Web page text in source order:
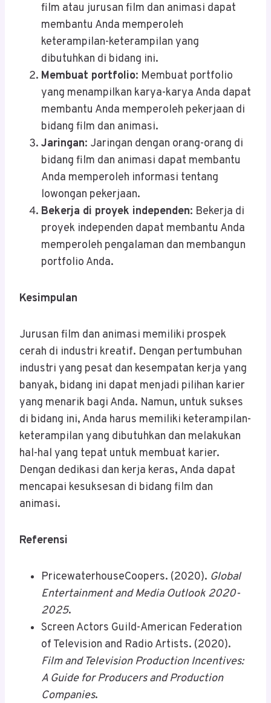
film atau jurusan film dan animasi dapat
membantu Anda memperoleh
keterampilan-keterampilan yang
dibutuhkan di bidang ini.
Membuat portfolio: Membuat portfolio
yang menampilkan karya-karya Anda dapat
membantu Anda memperoleh pekerjaan di
bidang film dan animasi.
Jaringan: Jaringan dengan orang-orang di
bidang film dan animasi dapat membantu
Anda memperoleh informasi tentang
lowongan pekerjaan.
Bekerja di proyek independen: Bekerja di
proyek independen dapat membantu Anda
memperoleh pengalaman dan membangun
portfolio Anda.
Kesimpulan
Jurusan film dan animasi memiliki prospek
cerah di industri kreatif. Dengan pertumbuhan
industri yang pesat dan kesempatan kerja yang
banyak, bidang ini dapat menjadi pilihan karier
yang menarik bagi Anda. Namun, untuk sukses
di bidang ini, Anda harus memiliki keterampilan-
keterampilan yang dibutuhkan dan melakukan
hal-hal yang tepat untuk membuat karier.
Dengan dedikasi dan kerja keras, Anda dapat
mencapai kesuksesan di bidang film dan
animasi.
Referensi
PricewaterhouseCoopers. (2020). Global
Entertainment and Media Outlook 2020-
2025.
Screen Actors Guild-American Federation
of Television and Radio Artists. (2020).
Film and Television Production Incentives:
A Guide for Producers and Production
Companies.